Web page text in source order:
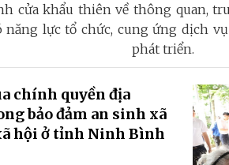
cửa khẩu thiên về thông quan,
năng lực tổ chức, cung ứng dịch
phát triển.
chính quyền địa
bảo đảm an sinh xã
hội ở tỉnh Ninh Bình